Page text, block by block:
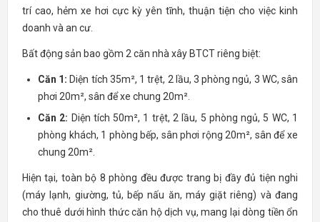
trí cao, hẻm xe hơi cực kỳ yên tĩnh, thuận tiện cho việc kinh
doanh và an cư.
Bất động sản bao gồm 2 căn nhà xây BTCT riêng biệt:
Căn 1: Diện tích 35m², 1 trệt, 2 lầu, 3 phòng ngủ, 3 WC, sân
phơi 20m², sân để xe chung 20m².
Căn 2: Diện tích 50m², 1 trệt, 2 lầu, 5 phòng ngủ, 5 WC, 1
phòng khách, 1 phòng bếp, sân phơi rộng 20m², sân để xe
chung 20m².
Hiện tại, toàn bộ 8 phòng đều được trang bị đầy đủ tiện nghi
(máy lạnh, giường, tủ, bếp nấu ăn, máy giặt riêng) và đang
cho thuê dưới hình thức căn hộ dịch vụ, mang lại dòng tiền ổn